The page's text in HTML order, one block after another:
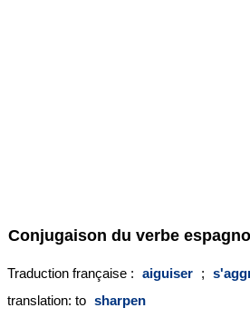
Conjugaison du verbe
Traduction française : aiguiser ;
translation: to sharpen